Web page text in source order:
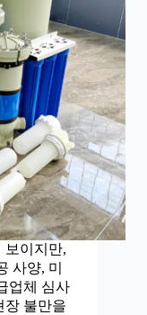
보이지만,
사양, 미
업체 심사
장 불만을